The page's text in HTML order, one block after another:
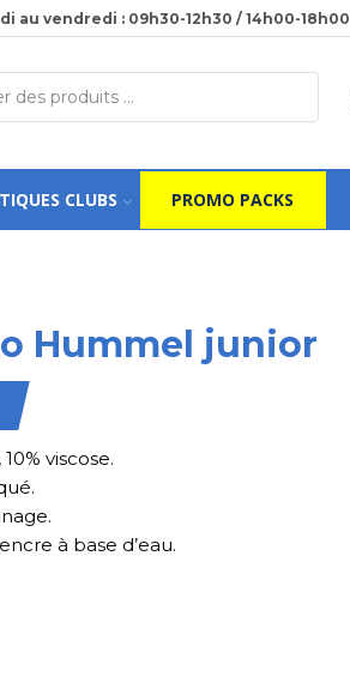
au vendredi : 09h30-12h30 / 14h00-18h00
CLUBS PROMO PACKS
Hummel junior
viscose.
à base d’eau.